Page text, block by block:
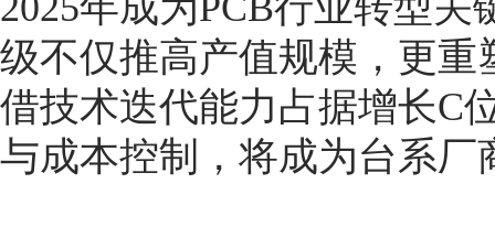
级不仅推高产值规模，更
借技术迭代能力占据增长C
与成本控制，将成为台系